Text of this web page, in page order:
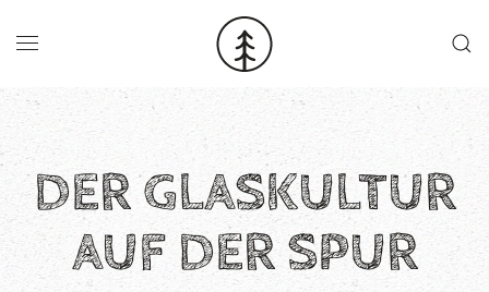
Skip to main content
DER GLASKULTUR
AUF DER SPUR